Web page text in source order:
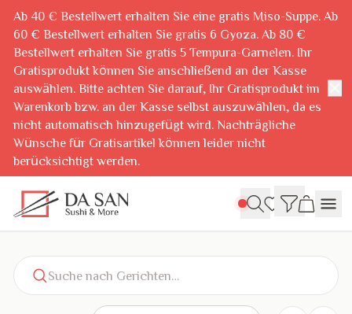
Ab 40 € Bestellwert erhalten Sie eine gratis Miso-Suppe. Ab
60 € Bestellwert erhalten Sie gratis 6 Gyoza. Ab 80 €
Bestellwert erhalten Sie gratis 5 Tempura-Garnelen. Ihr
Gratisprodukt können Sie anschließend an der Kasse
auswählen. Bitte achten Sie darauf, Ihr Gratisprodukt im
Warenkorb bzw. an der Kasse selbst auszuwählen, da es
nicht automatisch hinzugefügt wird. Nachträgliche
Wünsche für Gratisartikel können leider nicht
berücksichtigt werden.
Suche nach Gerichten…